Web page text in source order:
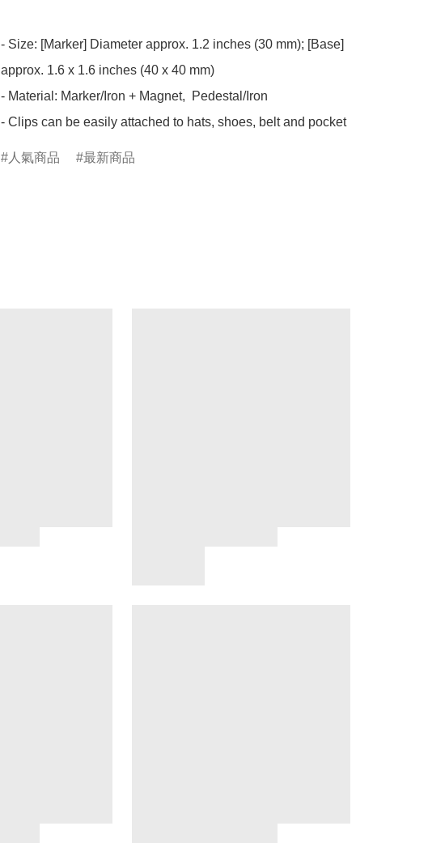
- Size: [Marker] Diameter approx. 1.2 inches (30 mm); [Base]
approx. 1.6 x 1.6 inches (40 x 40 mm)
- Material: Marker/Iron + Magnet,  Pedestal/Iron
- Clips can be easily attached to hats, shoes, belt and pocket
人氣商品 最新商品